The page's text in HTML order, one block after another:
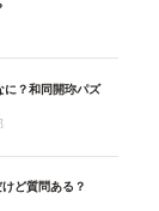
に？和同開珎パズ
ど質問ある？